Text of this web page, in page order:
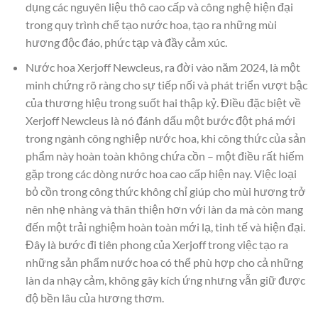
dụng các nguyên liệu thô cao cấp và công nghệ hiện đại
trong quy trình chế tạo nước hoa, tạo ra những mùi
hương độc đáo, phức tạp và đầy cảm xúc.
Nước hoa Xerjoff Newcleus, ra đời vào năm 2024, là một
minh chứng rõ ràng cho sự tiếp nối và phát triển vượt bậc
của thương hiệu trong suốt hai thập kỷ. Điều đặc biệt về
Xerjoff Newcleus là nó đánh dấu một bước đột phá mới
trong ngành công nghiệp nước hoa, khi công thức của sản
phẩm này hoàn toàn không chứa cồn – một điều rất hiếm
gặp trong các dòng nước hoa cao cấp hiện nay. Việc loại
bỏ cồn trong công thức không chỉ giúp cho mùi hương trở
nên nhẹ nhàng và thân thiện hơn với làn da mà còn mang
đến một trải nghiệm hoàn toàn mới lạ, tinh tế và hiện đại.
Đây là bước đi tiên phong của Xerjoff trong việc tạo ra
những sản phẩm nước hoa có thể phù hợp cho cả những
làn da nhạy cảm, không gây kích ứng nhưng vẫn giữ được
độ bền lâu của hương thơm.